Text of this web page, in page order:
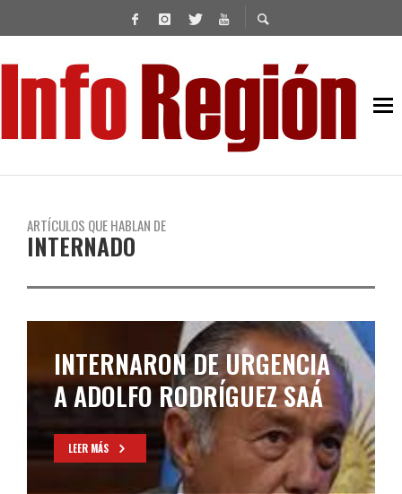
ARTÍCULOS QUE HABLAN DE
INTERNADO
INTERNARON DE URGENCIA
A ADOLFO RODRÍGUEZ SAÁ
LEER MÁS